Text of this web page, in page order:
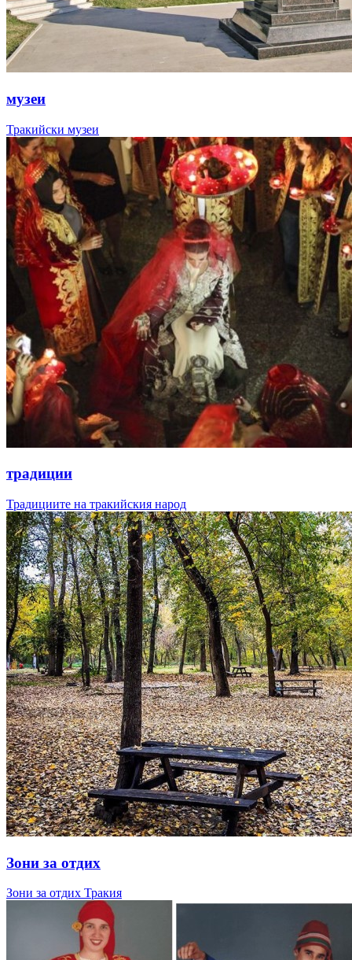
музеи
Тракийски музеи
традиции
Традициите на тракийския народ
Зони за отдих
Зони за отдих Тракия